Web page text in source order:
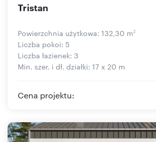
Tristan
Powierzchnia użytkowa: 132,30 m2
Liczba pokoi: 5
Liczba łazienek: 3
Min. szer. i dł. działki: 17 x 20 m
Cena projektu: